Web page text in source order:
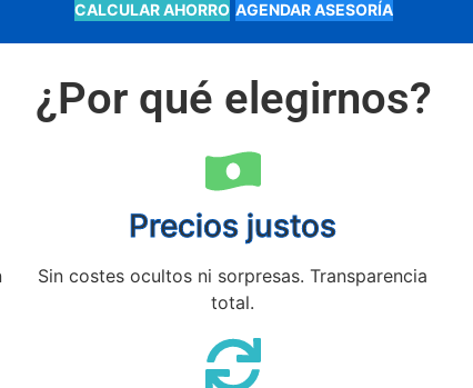
CALCULAR AHORRO AGENDAR ASESORÍA
¿Por qué elegirnos?
Precios justos
Sin costes ocultos ni sorpresas. Transparencia
total.